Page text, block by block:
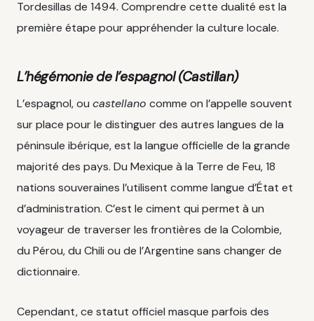
Tordesillas de 1494. Comprendre cette dualité est la
première étape pour appréhender la culture locale.
L’hégémonie de l’espagnol (Castillan)
L’espagnol, ou castellano comme on l’appelle souvent
sur place pour le distinguer des autres langues de la
péninsule ibérique, est la langue officielle de la grande
majorité des pays. Du Mexique à la Terre de Feu, 18
nations souveraines l’utilisent comme langue d’État et
d’administration. C’est le ciment qui permet à un
voyageur de traverser les frontières de la Colombie,
du Pérou, du Chili ou de l’Argentine sans changer de
dictionnaire.
Cependant, ce statut officiel masque parfois des